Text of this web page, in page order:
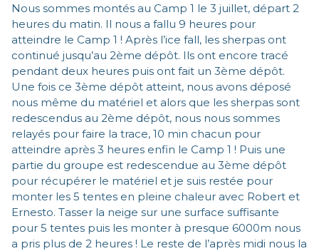
Nous sommes montés au Camp 1 le 3 juillet, départ 2
heures du matin. Il nous a fallu 9 heures pour
atteindre le Camp 1 ! Après l’ice fall, les sherpas ont
continué jusqu’au 2ème dépôt. Ils ont encore tracé
pendant deux heures puis ont fait un 3ème dépôt.
Une fois ce 3ème dépôt atteint, nous avons déposé
nous même du matériel et alors que les sherpas sont
redescendus au 2ème dépôt, nous nous sommes
relayés pour faire la trace, 10 min chacun pour
atteindre après 3 heures enfin le Camp 1 ! Puis une
partie du groupe est redescendue au 3ème dépôt
pour récupérer le matériel et je suis restée pour
monter les 5 tentes en pleine chaleur avec Robert et
Ernesto. Tasser la neige sur une surface suffisante
pour 5 tentes puis les monter à presque 6000m nous
a pris plus de 2 heures ! Le reste de l’après midi nous la